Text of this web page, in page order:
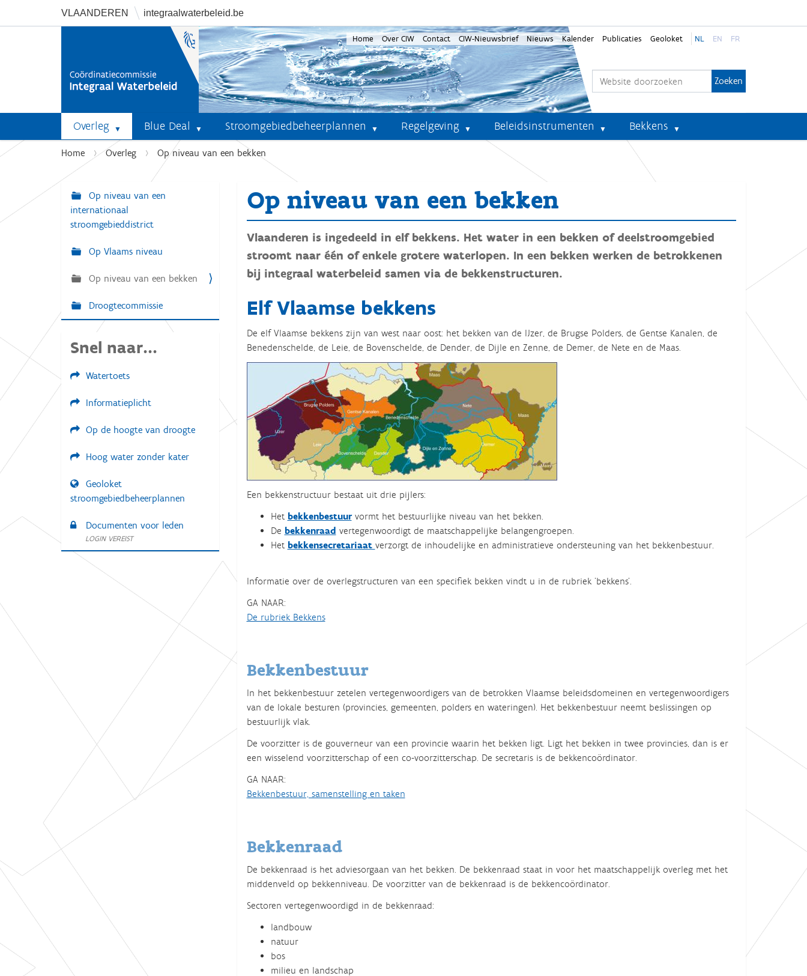
VLAANDEREN integraalwaterbeleid.be
Home Over CIW Contact CIW-Nieuwsbrief Nieuws Kalender Publicaties Geoloket NL EN FR
Overleg Blue Deal Stroomgebiedbeheerplannen Regelgeving Beleidsinstrumenten Bekkens
U
e
Home Overleg Op niveau van een bekken
Op niveau van een bekken
Vlaanderen is ingedeeld in elf bekkens. Het water in een bekken of deelstroomgebied
stroomt naar één of enkele grotere waterlopen. In een bekken werken de betrokkenen
bij integraal waterbeleid samen via de bekkenstructuren.
Elf Vlaamse bekkens
De elf Vlaamse bekkens zijn van west naar oost: het bekken van de IJzer, de Brugse Polders, de Gentse Kanalen, de
Benedenschelde, de Leie, de Bovenschelde, de Dender, de Dijle en Zenne, de Demer, de Nete en de Maas.
Een bekkenstructuur bestaat uit drie pijlers:
Het bekkenbestuurvormt het bestuurlijke niveau van het bekken.
De bekkenraad vertegenwoordigt de maatschappelijke belangengroepen.
Het bekkensecretariaat verzorgt de inhoudelijke en administratieve ondersteuning van het bekkenbestuur.
Informatie over de overlegstructuren van een specifiek bekken vindt u in de rubriek 'bekkens'.
GA NAAR:
De rubriek Bekkens
Bekkenbestuur
In het bekkenbestuur zetelen vertegenwoordigers van de betrokken Vlaamse beleidsdomeinen en vertegenwoordigers
van de lokale besturen (provincies, gemeenten, polders en wateringen). Het bekkenbestuur neemt beslissingen op
bestuurlijk vlak.
De voorzitter is de gouverneur van een provincie waarin het bekken ligt. Ligt het bekken in twee provincies, dan is er
een wisselend voorzitterschap of een co-voorzitterschap. De secretaris is de bekkencoördinator.
GA NAAR:
Bekkenbestuur, samenstelling en taken
Bekkenraad
De bekkenraad is het adviesorgaan van het bekken. De bekkenraad staat in voor het maatschappelijk overleg met het
middenveld op bekkenniveau. De voorzitter van de bekkenraad is de bekkencoördinator.
Sectoren vertegenwoordigd in de bekkenraad:
landbouw
natuur
bos
milieu en landschap
N
a
i
t
i
e
Op niveau van een
internationaal
stroomgebieddistrict
Op Vlaams niveau
Op niveau van een bekken
Droogtecommissie
Snel naar...
Watertoets
Informatieplicht
Op de hoogte van droogte
Hoog water zonder kater
Geoloket
stroomgebiedbeheerplannen
Documenten voor leden
LOGIN VEREIST